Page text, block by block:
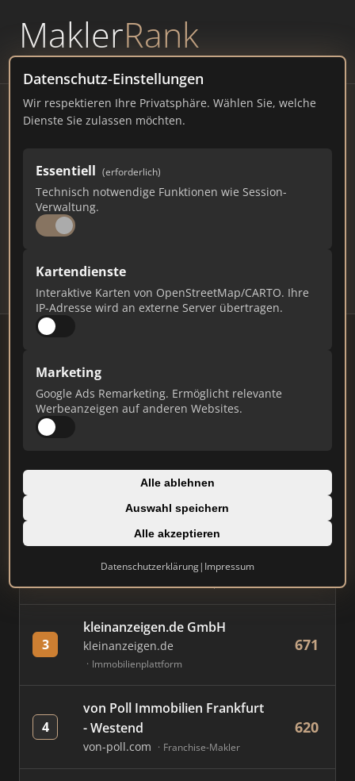
MaklerRank
powered byWAVEPOINT
Datenschutz-Einstellungen
Wir respektieren Ihre Privatsphäre. Wählen Sie, welche
Dienste Sie zulassen möchten.
Essentiell (erforderlich)
Technisch notwendige Funktionen wie Session-
Verwaltung.
Kartendienste
Interaktive Karten von OpenStreetMap/CARTO. Ihre
IP-Adresse wird an externe Server übertragen.
Marketing
Google Ads Remarketing. Ermöglicht relevante
Werbeanzeigen auf anderen Websites.
Alle ablehnen
Auswahl speichern
Alle akzeptieren
Datenschutzerklärung| Impressum
Immobilienmakler
Hauzenberg – Ranking Juli
2026
BAYERN12.408 EINWOHNER
75
Makler Makler-Keywords
Stand: Juli 2026
#
Immobilien Scout GmbH
immobilienscout24.de
AVIV Germany GmbH
3
kleinanzeigen.de GmbH
kleinanzeigen.de
Immobilienplattform
671
4
von Poll Immobilien Frankfurt
- Westend
von-poll.com Franchise-Makler
620